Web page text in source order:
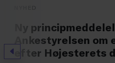
Forrige
Ny
Ankestyrelsen om
efter Højesterets